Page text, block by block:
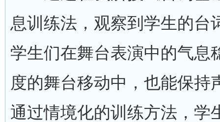
息训练法，观察到学生的台
学生们在舞台表演中的气息
度的舞台移动中，也能保持
通过情境化的训练方法，学